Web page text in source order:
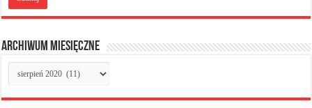
Archiwum miesięczne
Archiwum
miesięczne